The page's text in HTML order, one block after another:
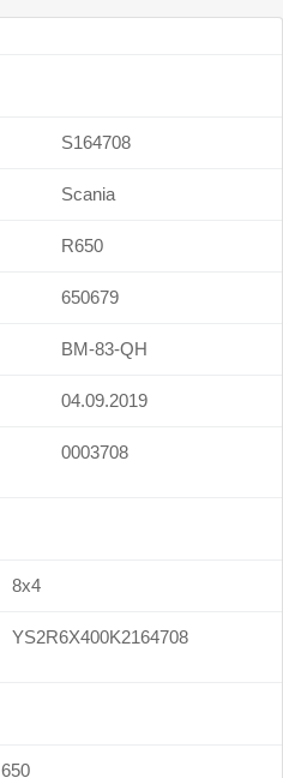
S164708
Scania
R650
650679
BM-83-QH
04.09.2019
0003708
8x4
YS2R6X400K2164708
650